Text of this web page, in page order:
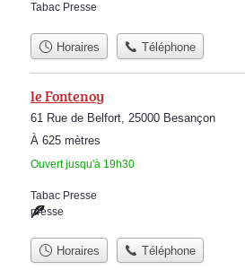
Tabac Presse
Horaires Téléphone
le Fontenoy
61 Rue de Belfort, 25000 Besançon
À 625 mètres
Ouvert jusqu'à 19h30
Tabac Presse
presse
Horaires Téléphone